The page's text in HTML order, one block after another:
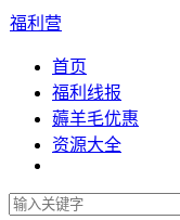
福利营
首页
福利线报
薅羊毛优惠
资源大全